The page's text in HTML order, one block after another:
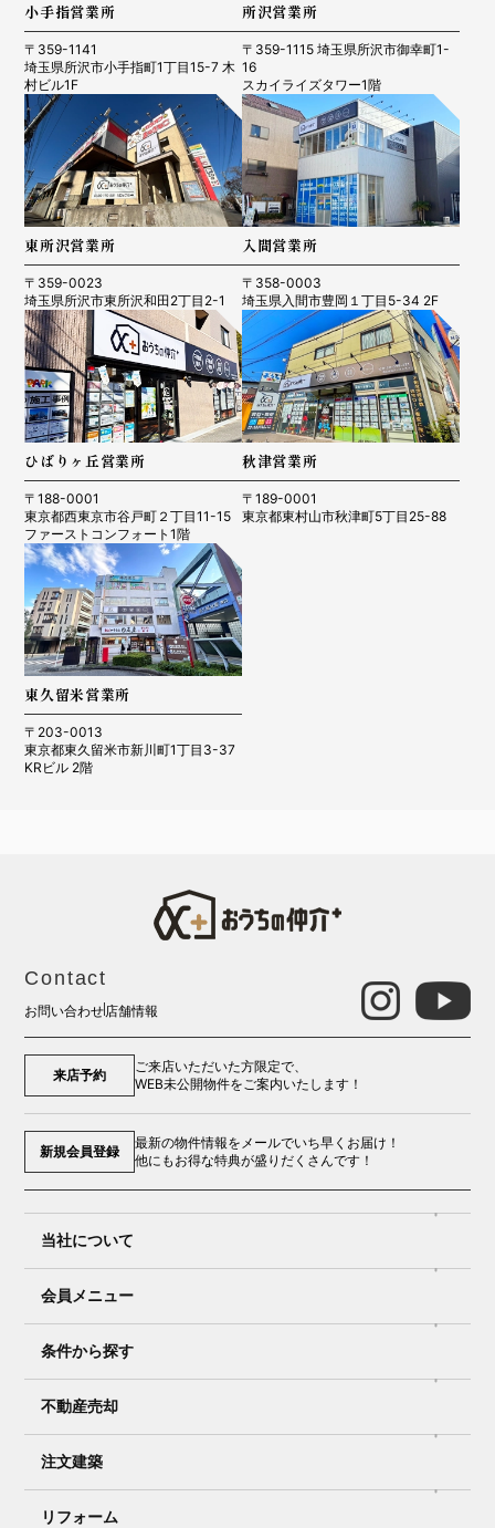
小手指営業所
〒359-1141
埼玉県所沢市小手指町1丁目15-7 木
村ビル1F
所沢営業所
〒359-1115 埼玉県所沢市御幸町1-
16
スカイライズタワー1階
東所沢営業所
〒359-0023
埼玉県所沢市東所沢和田2丁目2-1
入間営業所
〒358-0003
埼玉県入間市豊岡１丁目5-34 2F
ひばりヶ丘営業所
〒188-0001
東京都西東京市谷戸町２丁目11-15
ファーストコンフォート1階
秋津営業所
〒189-0001
東京都東村山市秋津町5丁目25-88
東久留米営業所
〒203-0013
東京都東久留米市新川町1丁目3-37
KRビル 2階
Contact
お問い合わせ店舗情報
来店予約
ご来店いただいた方限定で、
WEB未公開物件をご案内いたします！
新規会員登録
最新の物件情報をメールでいち早くお届け！
他にもお得な特典が盛りだくさんです！
当社について
会員メニュー
条件から探す
不動産売却
注文建築
リフォーム